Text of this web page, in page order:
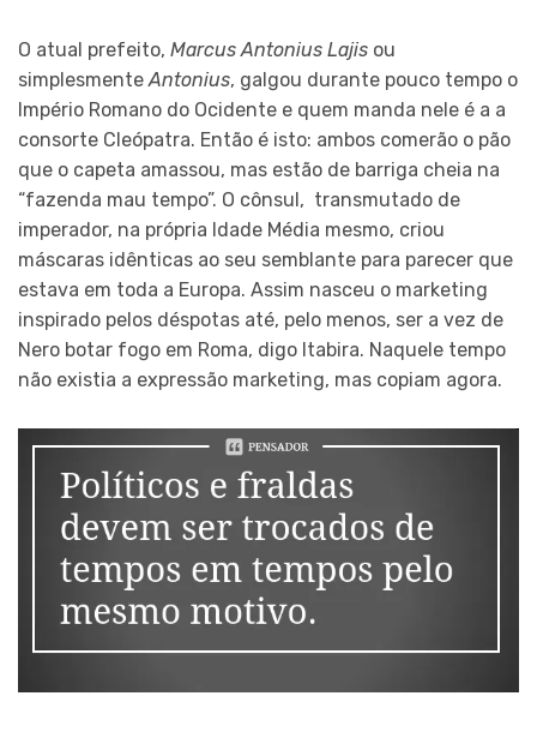
O atual prefeito, Marcus Antonius Lajis ou
simplesmenteAntonius, galgou durante pouco tempo o
Império Romano do Ocidente e quem manda nele é a a
consorte Cleópatra. Então é isto: ambos comerão o pão
que o capeta amassou, mas estão de barriga cheia na
“fazenda mau tempo”. O cônsul, transmutado de
imperador, na própria Idade Média mesmo, criou
máscaras idênticas ao seu semblante para parecer que
estava em toda a Europa. Assim nasceu o marketing
inspirado pelos déspotas até, pelo menos, ser a vez de
Nero botar fogo em Roma, digo Itabira. Naquele tempo
não existia a expressão marketing, mas copiam agora.